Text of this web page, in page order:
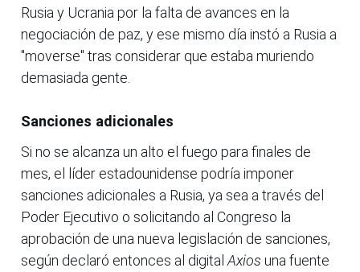
Rusia y Ucrania por la falta de avances en la
negociación de paz, y ese mismo día instó a Rusia a
"moverse" tras considerar que estaba muriendo
demasiada gente.
Sanciones adicionales
Si no se alcanza un alto el fuego para finales de
mes, el líder estadounidense podría imponer
sanciones adicionales a Rusia, ya sea a través del
Poder Ejecutivo o solicitando al Congreso la
aprobación de una nueva legislación de sanciones,
según declaró entonces al digital Axios una fuente